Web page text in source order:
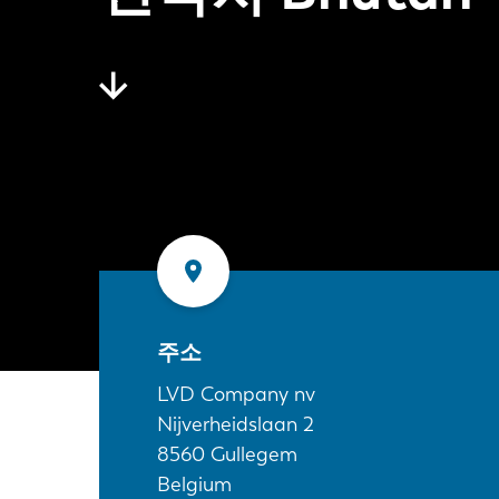
주소
LVD Company nv
Nijverheidslaan 2
8560 Gullegem
Belgium